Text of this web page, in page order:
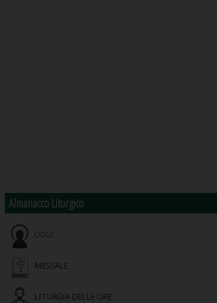
Almanacco Liturgico
OGGI:
MESSALE
LITURGIA DELLE ORE